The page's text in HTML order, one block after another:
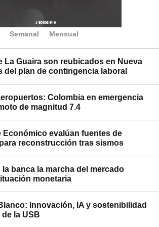
Semanal Mensual
La Guaira son reubicados en Nueva
del plan de contingencia laboral
Colombia en emergencia
de magnitud 7.4
Económico evalúan fuentes de
reconstrucción tras sismos
la banca la marcha del mercado
monetaria
Innovación, IA y sostenibilidad
la USB